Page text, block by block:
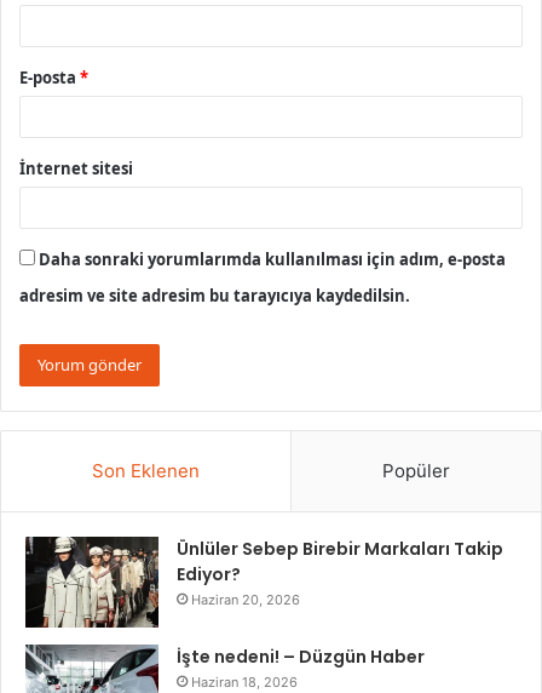
E-posta *
İnternet sitesi
Daha sonraki yorumlarımda kullanılması için adım, e-posta
adresim ve site adresim bu tarayıcıya kaydedilsin.
Son Eklenen Popüler
Ünlüler Sebep Birebir Markaları Takip
Ediyor?
Haziran 20, 2026
İşte nedeni! – Düzgün Haber
Haziran 18, 2026